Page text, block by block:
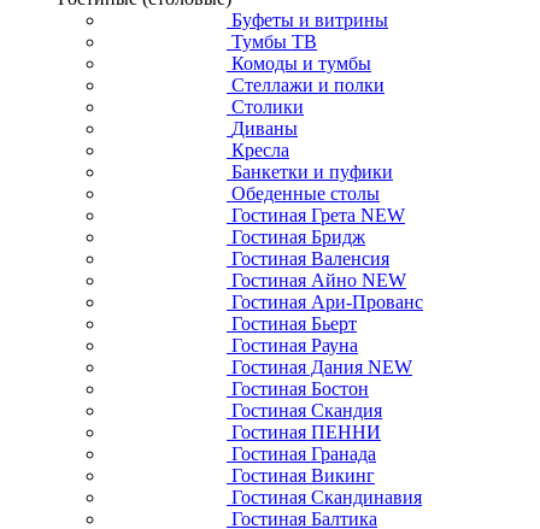
Буфеты и витрины
Тумбы ТВ
Комоды и тумбы
Стеллажи и полки
Столики
Диваны
Кресла
Банкетки и пуфики
Обеденные столы
Гостиная Грета NEW
Гостиная Бридж
Гостиная Валенсия
Гостиная Айно NEW
Гостиная Ари-Прованс
Гостиная Бьерт
Гостиная Рауна
Гостиная Дания NEW
Гостиная Бостон
Гостиная Скандия
Гостиная ПЕННИ
Гостиная Гранада
Гостиная Викинг
Гостиная Скандинавия
Гостиная Балтика